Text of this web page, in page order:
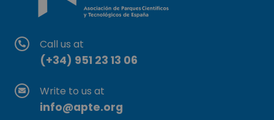
Call us at
(+34) 951 23 13 06
Write to us at
info@apte.org